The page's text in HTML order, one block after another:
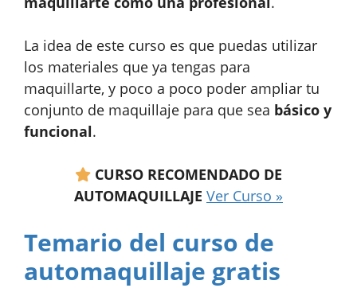
La idea de este curso es que puedas utilizar
los materiales que ya tengas para
maquillarte, y poco a poco poder ampliar tu
conjunto de maquillaje para que sea básico y
funcional.
CURSO RECOMENDADO DE
AUTOMAQUILLAJE Ver Curso »
Temario del curso de
automaquillaje gratis